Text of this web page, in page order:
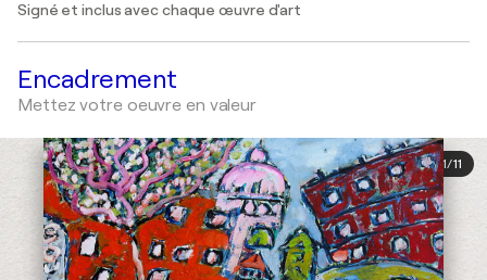
Signé et inclus avec chaque œuvre d'art
Encadrement
Mettez votre oeuvre en valeur
1/11